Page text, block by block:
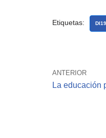
Etiquetas: DI19
ANTERIOR
La educación